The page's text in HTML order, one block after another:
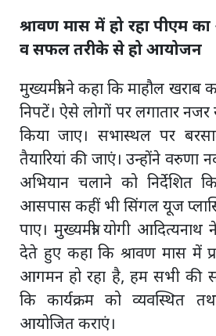
श्रावण मास में हो रहा पीएम
व सफल तरीके से हो आयोजन
मुख्यमंत्री ने कहा कि माहौल
निपटें। ऐसे लोगों पर लगातार नजर
किया जाए। सभास्थल पर
तैयारियां की जाएं। उन्होंने वरुणा
अभियान चलाने को निर्देशित
आसपास कहीं भी सिंगल यूज
पाए। मुख्यमंत्री योगी
देते हुए कहा कि श्रावण मास में
आगमन हो रहा है, हम सभी की
कि कार्यक्रम को व्यवस्थित
आयोजित कराएं।